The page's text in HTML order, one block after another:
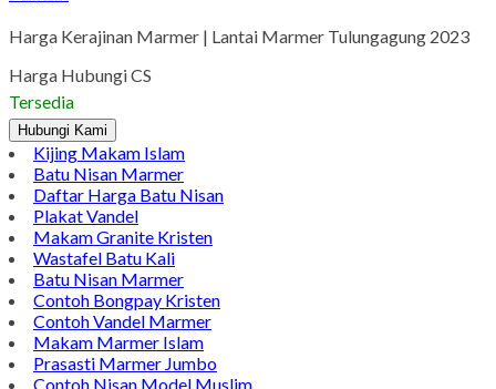
Harga Kerajinan Marmer | Lantai Marmer Tulungagung 2023
Harga Hubungi CS
Tersedia
Hubungi Kami
Kijing Makam Islam
Batu Nisan Marmer
Daftar Harga Batu Nisan
Plakat Vandel
Makam Granite Kristen
Wastafel Batu Kali
Batu Nisan Marmer
Contoh Bongpay Kristen
Contoh Vandel Marmer
Makam Marmer Islam
Prasasti Marmer Jumbo
Contoh Nisan Model Muslim